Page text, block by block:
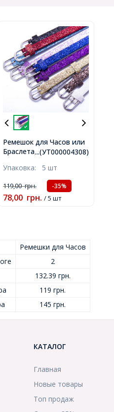
...(УТ000004308)
Ремешок для Часов или
Браслета, с Блестками,
отверстий, Цвет: Микс,
Размер: Длина 23см,
Ширина 7мм, Толщина
1.5мм,
Упаковка: 5 шт
119,00грн. -35%
78,00 грн. / 5 шт
Ремешки для Часов
2
132.39 грн.
119 грн.
145 грн.
КАТАЛОГ
Главная
Новые товары
Топ продаж